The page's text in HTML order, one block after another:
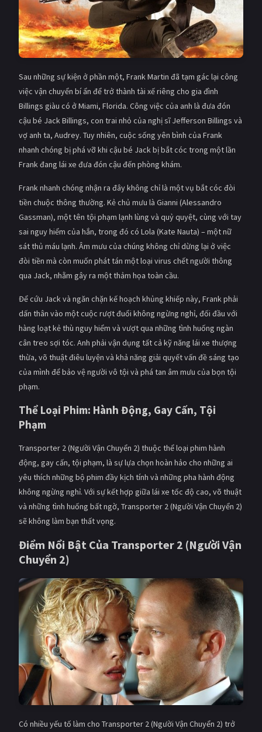
TUYỂN TẬP PHIM
BLOG
Sau những sự kiện ở phần một, Frank Martin đã tạm gác lại công
việc vận chuyển bí ẩn để trở thành tài xế riêng cho gia đình
Billings giàu có ở Miami, Florida. Công việc của anh là đưa đón
cậu bé Jack Billings, con trai nhỏ của nghị sĩ Jefferson Billings và
vợ anh ta, Audrey. Tuy nhiên, cuộc sống yên bình của Frank
nhanh chóng bị phá vỡ khi cậu bé Jack bị bắt cóc trong một lần
Frank đang lái xe đưa đón cậu đến phòng khám.
Frank nhanh chóng nhận ra đây không chỉ là một vụ bắt cóc đòi
tiền chuộc thông thường. Kẻ chủ mưu là Gianni (Alessandro
Gassman), một tên tội phạm lạnh lùng và quỷ quyệt, cùng với tay
sai nguy hiểm của hắn, trong đó có Lola (Kate Nauta) – một nữ
sát thủ máu lạnh. Âm mưu của chúng không chỉ dừng lại ở việc
đòi tiền mà còn muốn phát tán một loại virus chết người thông
qua Jack, nhằm gây ra một thảm họa toàn cầu.
Để cứu Jack và ngăn chặn kế hoạch khủng khiếp này, Frank phải
dấn thân vào một cuộc rượt đuổi không ngừng nghỉ, đối đầu với
hàng loạt kẻ thù nguy hiểm và vượt qua những tình huống ngàn
cân treo sợi tóc. Anh phải vận dụng tất cả kỹ năng lái xe thượng
thừa, võ thuật điêu luyện và khả năng giải quyết vấn đề sáng tạo
của mình để bảo vệ người vô tội và phá tan âm mưu của bọn tội
phạm.
Thể Loại Phim: Hành Động, Gay Cấn, Tội
Phạm
Transporter 2 (Người Vận Chuyển 2) thuộc thể loại phim hành
động, gay cấn, tội phạm, là sự lựa chọn hoàn hảo cho những ai
yêu thích những bộ phim đầy kịch tính và những pha hành động
không ngừng nghỉ. Với sự kết hợp giữa lái xe tốc độ cao, võ thuật
và những tình huống bất ngờ, Transporter 2 (Người Vận Chuyển 2)
sẽ không làm bạn thất vọng.
Điểm Nổi Bật Của Transporter 2 (Người Vận
Chuyển 2)
Có nhiều yếu tố làm cho Transporter 2 (Người Vận Chuyển 2) trở